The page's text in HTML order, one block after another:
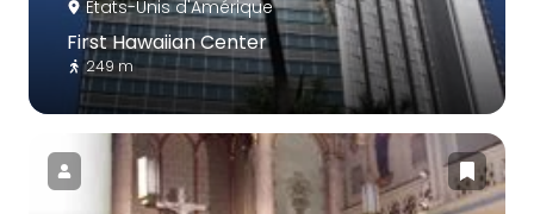
États-Unis d'Amérique
First Hawaiian Center
249 m